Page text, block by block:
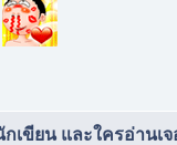
กเขียน และใครอ่านเ